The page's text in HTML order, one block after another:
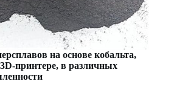
на основе кобальта,
принтере, в различных